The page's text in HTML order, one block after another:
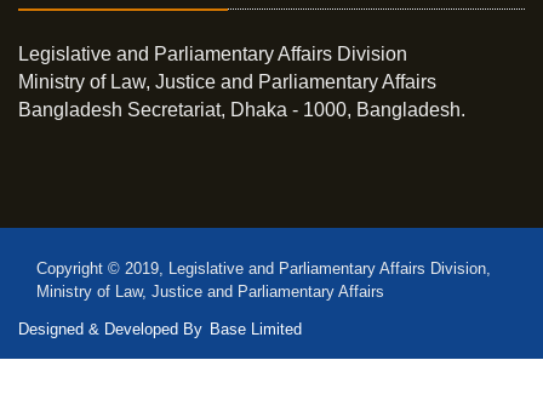
Legislative and Parliamentary Affairs Division
Ministry of Law, Justice and Parliamentary Affairs
Bangladesh Secretariat, Dhaka - 1000, Bangladesh.
Copyright © 2019, Legislative and Parliamentary Affairs Division,
Ministry of Law, Justice and Parliamentary Affairs
Designed & Developed By Base Limited